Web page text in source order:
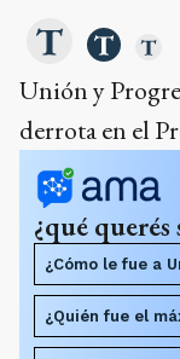
Unión y
derrota en el
¿qué querés
¿Cómo le fue a
¿Quién fue el